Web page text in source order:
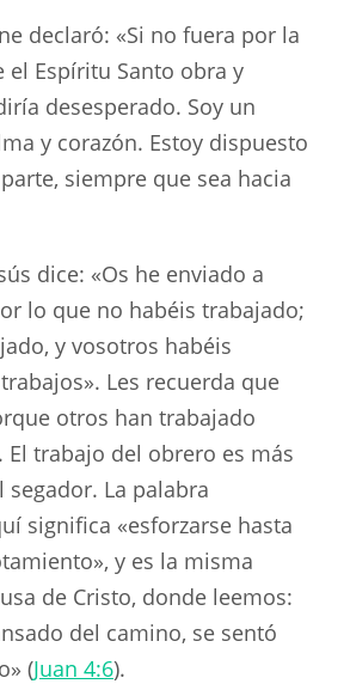
declaró: «Si no fuera por la
el Espíritu Santo obra y
desesperado. Soy un
y corazón. Estoy dispuesto
siempre que sea hacia
dice: «Os he enviado a
lo que no habéis trabajado;
y vosotros habéis
Les recuerda que
otros han trabajado
El trabajo del obrero es más
La palabra
significa «esforzarse hasta
y es la misma
de Cristo, donde leemos:
del camino, se sentó
(Juan 4:6).